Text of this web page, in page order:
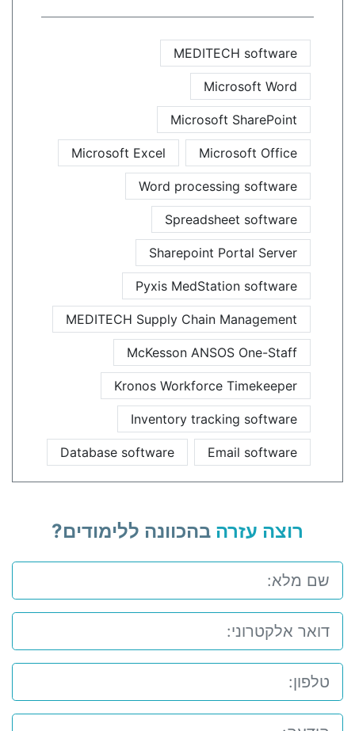
MEDITECH software
Microsoft Word
Microsoft SharePoint
Microsoft Office
Microsoft Excel
Word processing software
Spreadsheet software
Sharepoint Portal Server
Pyxis MedStation software
MEDITECH Supply Chain Management
McKesson ANSOS One-Staff
Kronos Workforce Timekeeper
Inventory tracking software
Email software
Database software
רוצה עזרה בהכוונה ללימודים?